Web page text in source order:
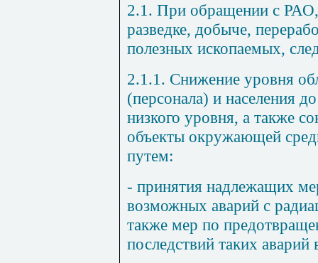
2.1. При обращении с
разведке, добыче,
полезных ископаемых,
2.1.1. Снижение уровня
(персонала) и населения
низкого уровня, а также
объекты окружающей
путем:
- принятия надлежащих
возможных аварий с
также мер по
последствий таких